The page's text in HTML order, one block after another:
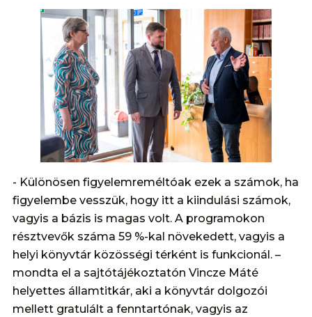
- Különösen figyelemreméltóak ezek a számok, ha
figyelembe vesszük, hogy itt a kiindulási számok,
vagyis a bázis is magas volt. A programokon
résztvevők száma 59 %-kal növekedett, vagyis a
helyi könyvtár közösségi térként is funkcionál. –
mondta el a sajtótájékoztatón Vincze Máté
helyettes államtitkár, aki a könyvtár dolgozói
mellett gratulált a fenntartónak, vagyis az